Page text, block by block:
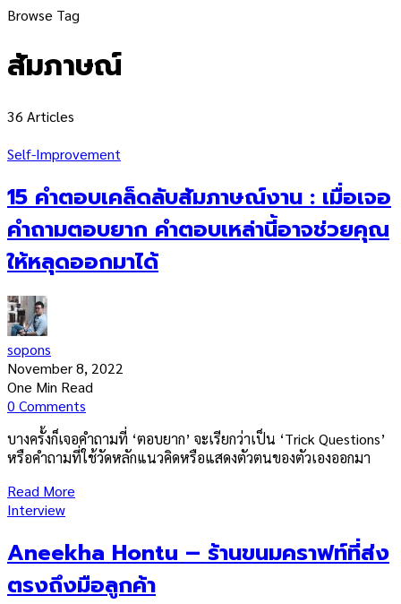
Browse Tag
สัมภาษณ์
36 Articles
Self-Improvement
15 คำตอบเคล็ดลับสัมภาษณ์งาน : เมื่อเจอ
คำถามตอบยาก คำตอบเหล่านี้อาจช่วยคุณ
ให้หลุดออกมาได้
sopons
November 8, 2022
One Min Read
0 Comments
บางครั้งก็เจอคำถามที่ ‘ตอบยาก’ จะเรียกว่าเป็น ‘Trick Questions’
หรือคำถามที่ใช้วัดหลักแนวคิดหรือแสดงตัวตนของตัวเองออกมา
Read More
Interview
Aneekha Hontu – ร้านขนมคราฟท์ที่ส่ง
ตรงถึงมือลูกค้า